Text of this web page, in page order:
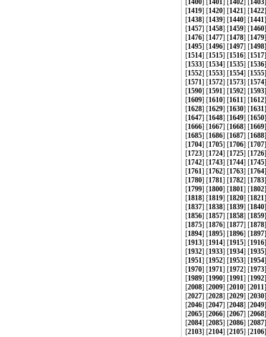
[1400] [1401] [1402] [1403
[1419] [1420] [1421] [1422
[1438] [1439] [1440] [1441
[1457] [1458] [1459] [1460
[1476] [1477] [1478] [1479
[1495] [1496] [1497] [1498
[1514] [1515] [1516] [1517
[1533] [1534] [1535] [1536
[1552] [1553] [1554] [1555
[1571] [1572] [1573] [1574
[1590] [1591] [1592] [1593
[1609] [1610] [1611] [1612
[1628] [1629] [1630] [1631
[1647] [1648] [1649] [1650
[1666] [1667] [1668] [1669
[1685] [1686] [1687] [1688
[1704] [1705] [1706] [1707
[1723] [1724] [1725] [1726
[1742] [1743] [1744] [1745
[1761] [1762] [1763] [1764
[1780] [1781] [1782] [1783
[1799] [1800] [1801] [1802
[1818] [1819] [1820] [1821
[1837] [1838] [1839] [1840
[1856] [1857] [1858] [1859
[1875] [1876] [1877] [1878
[1894] [1895] [1896] [1897
[1913] [1914] [1915] [1916
[1932] [1933] [1934] [1935
[1951] [1952] [1953] [1954
[1970] [1971] [1972] [1973
[1989] [1990] [1991] [1992
[2008] [2009] [2010] [2011
[2027] [2028] [2029] [2030
[2046] [2047] [2048] [2049
[2065] [2066] [2067] [2068
[2084] [2085] [2086] [2087
[2103] [2104] [2105] [2106